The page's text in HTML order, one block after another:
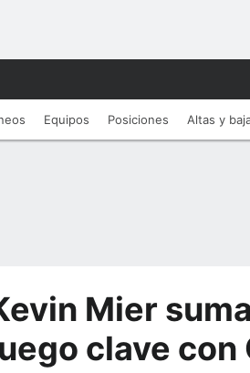
Equipos Posiciones Altas y
Mier
clave con